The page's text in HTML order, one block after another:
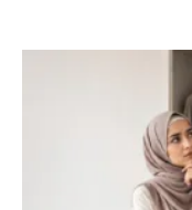
“Bayi dalam
ditinggalkan dalam
dilahirkan dan masih
keadaan bayi yang